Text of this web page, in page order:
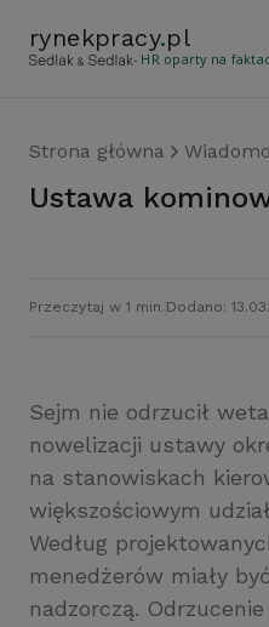
rynekpracy.pl
- HR oparty na
Strona główna
Ustawa
Przeczytaj w 1 min. Dodano:
Sejm nie odrzucił
nowelizacji ustawy
na stanowiskach
większościowym
Według
menedżerów miały
nadzorczą.